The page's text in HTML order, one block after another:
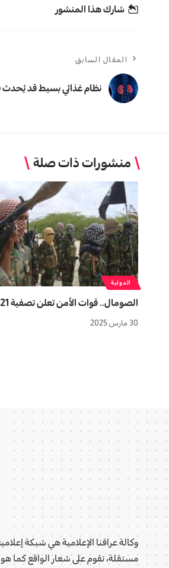
شارك هذا المنشور
المقال السابق
نظام غذائي بسيط قد يُحدث
منشورات ذات صلة
الدولية
الصومال.. قوات الأمن تعلن تصفية 21 مسلحاً
30 مارس 2025
وكالة عراقنا الإعلامية هي شبكة
مستقلة، تقوم على شعار الواقع كما هو